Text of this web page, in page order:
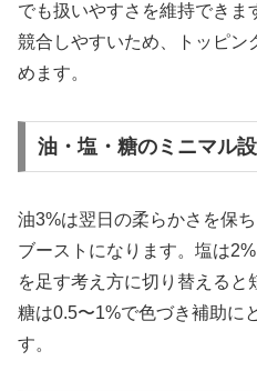
でも扱いやすさを維持できま
競合しやすいため、トッピン
めます。
油・塩・糖のミニマル
油3%は翌日の柔らかさを保
ブーストになります。塩は
を足す考え方に切り替えると
糖は0.5〜1%で色づき補助に
す。